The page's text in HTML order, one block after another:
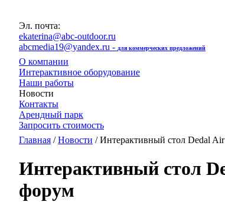
Эл. почта:
ekaterina@abc-outdoor.ru
abcmedia19@yandex.ru - для коммерческих предложений
О компании
Интерактивное оборудование
Наши работы
Новости
Контакты
Арендный парк
Запросить стоимость
Главная /Новости / Интерактивный стол Dedal
Интерактивный стол
форум